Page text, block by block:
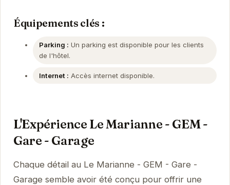
Équipements clés :
Parking : Un parking est disponible pour les clients
de l'hôtel.
Internet : Accès internet disponible.
L'Expérience Le Marianne - GEM -
Gare - Garage
Chaque détail au Le Marianne - GEM - Gare -
Garage semble avoir été conçu pour offrir une